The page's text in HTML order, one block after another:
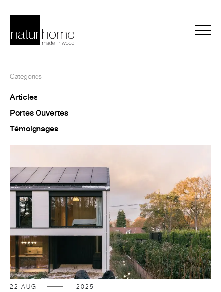
Categories
Articles
Portes Ouvertes
Témoignages
22 AUG 2025